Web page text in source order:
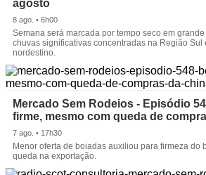
agosto
8 ago. • 6h00
Semana será marcada por tempo seco em
chuvas significativas concentradas na Região Sul
nordestino.
Mercado Sem Rodeios - Episódio
firme, mesmo com queda de
7 ago. • 17h30
Menor oferta de boiadas auxiliou para firmeza do
queda na exportação.